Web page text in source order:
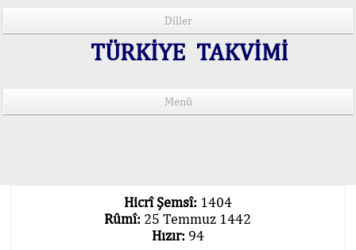
Diller
TÜRKİYE TAKVİMİ
Menü
Hicrî Şemsî: 1404
Rûmî: 25 Temmuz 1442
Hızır: 94